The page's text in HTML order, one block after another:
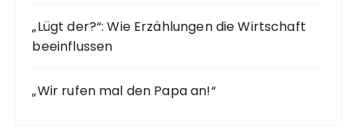
„Lügt der?“: Wie Erzählungen die Wirtschaft
beeinflussen
„Wir rufen mal den Papa an!“